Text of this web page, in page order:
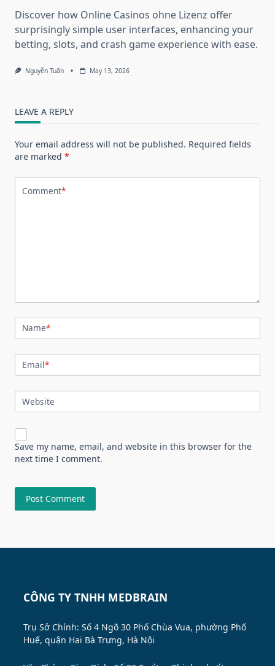
Discover how Online Casinos ohne Lizenz offer
surprisingly simple user interfaces, enhancing your
betting, slots, and crash game experience with ease.
Nguyễn Tuấn May 13, 2026
LEAVE A REPLY
Your email address will not be published. Required fields
are marked *
Comment*
Name*
Email*
Website
Save my name, email, and website in this browser for the
next time I comment.
CÔNG TY TNHH MEDBRAIN
Trụ Sở Chính: Số 4 Ngõ 30 Phố Chùa Vua, phường Phố
Huế, quận Hai Bà Trưng, Hà Nội